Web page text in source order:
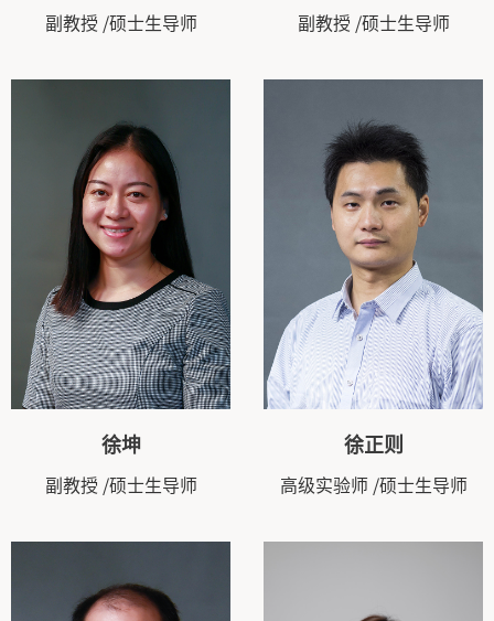
副教授 /硕士生导师 副教授 /硕士生导师
徐坤
副教授 /硕士生导师
徐正则
高级实验师 /硕士生导师